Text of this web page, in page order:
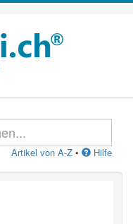
Artikel von A-Z • Hilfe